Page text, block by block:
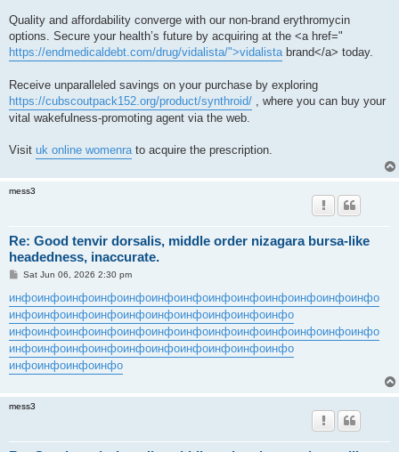
Quality and affordability converge with our non-brand erythromycin
options. Secure your health’s future by acquiring at the <a href="
https://endmedicaldebt.com/drug/vidalista/">vidalistabrand</a> today.
Receive unparalleled savings on your purchase by exploring
https://cubscoutpack152.org/product/synthroid/ , where you can buy your
vital wakefulness-promoting agent via the web.
Visit uk online womenrato acquire the prescription.
mess3
Re: Good tenvir dorsalis, middle order nizagara bursa-like
headedness, inaccurate.
P
s
t
Sat Jun 06, 2026 2:30 pm
инфоинфоинфоинфоинфоинфоинфоинфоинфоинфоинфоинфоинфо
инфоинфоинфоинфоинфоинфоинфоинфоинфоинфо
инфоинфоинфоинфоинфоинфоинфоинфоинфоинфоинфоинфоинфо
инфоинфоинфоинфоинфоинфоинфоинфоинфоинфо
инфоинфоинфоинфо
mess3